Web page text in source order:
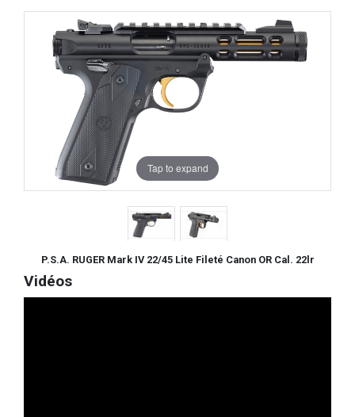
Tap to expand
P.S.A. RUGER Mark IV 22/45 Lite Fileté Canon OR Cal. 22lr
Vidéos